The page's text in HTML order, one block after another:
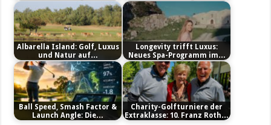
Albarella Island: Golf, Luxus
und Natur auf…
Longevity trifft Luxus:
Neues Spa-Programm im…
Ball Speed, Smash Factor &
Launch Angle: Die…
Charity-Golfturniere der
Extraklasse: 10. Franz Roth…